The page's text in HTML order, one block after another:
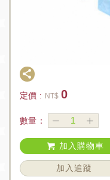
定價 : NT$ 0
數量：
加入購物車
加入追蹤